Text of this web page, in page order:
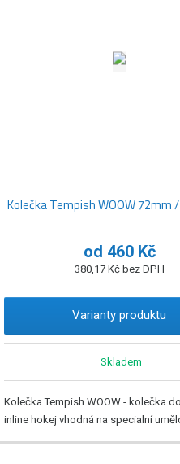
Kolečka Tempish WOOW 72mm
od 460 Kč
380,17 Kč bez DPH
Varianty produktu
Skladem
Kolečka Tempish WOOW - kolečka
inline hokej vhodná na specialní